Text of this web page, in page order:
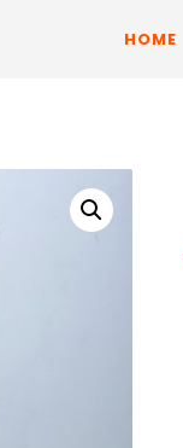
HOME